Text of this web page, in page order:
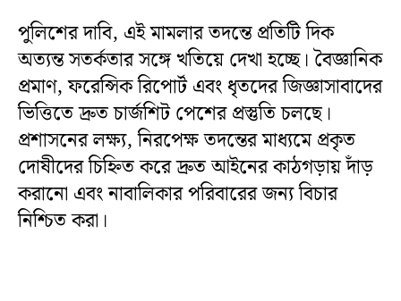
পুলিশের দাবি, এই মামলার তদন্তে প্রতিটি দিক
অত্যন্ত সতর্কতার সঙ্গে খতিয়ে দেখা হচ্ছে। বৈজ্ঞানিক
প্রমাণ, ফরেন্সিক রিপোর্ট এবং ধৃতদের জিজ্ঞাসাবাদের
ভিত্তিতে দ্রুত চার্জশিট পেশের প্রস্তুতি চলছে।
প্রশাসনের লক্ষ্য, নিরপেক্ষ তদন্তের মাধ্যমে প্রকৃত
দোষীদের চিহ্নিত করে দ্রুত আইনের কাঠগড়ায় দাঁড়
করানো এবং নাবালিকার পরিবারের জন্য বিচার
নিশ্চিত করা।